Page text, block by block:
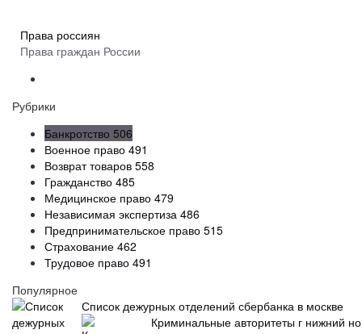
Права россиян
Права граждан России
Рубрики
Банкротство 506
Военное право 491
Возврат товаров 558
Гражданство 485
Медицинское право 479
Независимая экспертиза 486
Предпринимательское право 515
Страхование 462
Трудовое право 491
Популярное
Список дежурных отделений сбербанка в москве
Криминальные авторитеты г нижний